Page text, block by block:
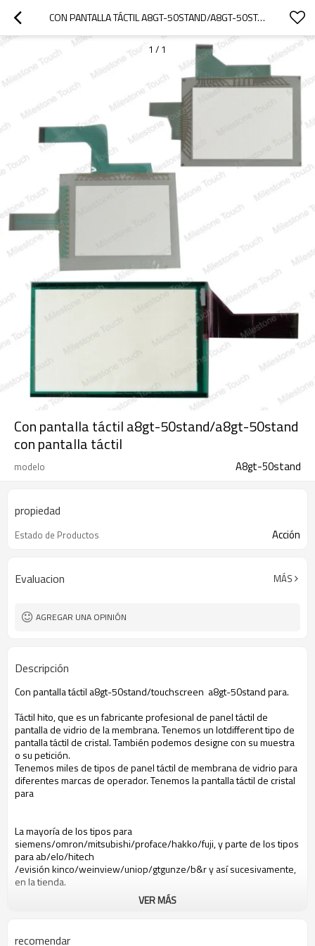
CON PANTALLA TÁCTIL A8GT-50STAND/A8GT-50STAND CON PANTALLA TÁCTIL
1 / 1
Con pantalla táctil a8gt-50stand/a8gt-50stand
con pantalla táctil
modelo A8gt-50stand
propiedad
Estado de Productos Acción
Evaluacion MÁS
AGREGAR UNA OPINIÓN
Descripción
Con pantalla táctil a8gt-50stand/touchscreen a8gt-50stand para.
Táctil hito, que es un fabricante profesional de panel táctil de
pantalla de vidrio de la membrana. Tenemos un lotdifferent tipo de
pantalla táctil de cristal. También podemos designe con su muestra
o su petición.
Tenemos miles de tipos de panel táctil de membrana de vidrio para
diferentes marcas de operador. Tenemos la pantalla táctil de cristal
para
La mayoría de los tipos para
siemens/omron/mitsubishi/proface/hakko/fuji, y parte de los tipos
para ab/elo/hitech
/evisión kinco/weinview/uniop/gtgunze/b&r y así sucesivamente,
en la tienda.
A8gt-50stand con pantalla táctil de cristal
VER MÁS
recomendar